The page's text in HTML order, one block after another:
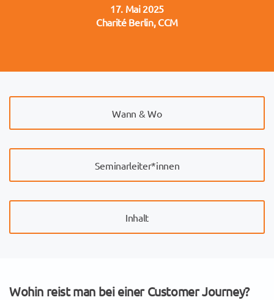
17. Mai 2025
Charité Berlin, CCM
Wann & Wo
Seminarleiter*innen
Inhalt
Wohin reist man bei einer Customer Journey?